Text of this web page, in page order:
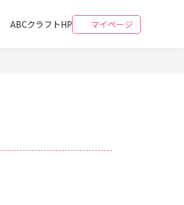
ABCクラフトHP マイページ